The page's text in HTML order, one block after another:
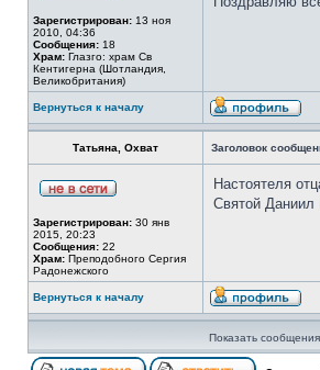
Зарегистрирован: 13 ноя
2010, 04:36
Сообщения: 18
Храм: Глазго: храм Cв
Кентигерна (Шотландия,
Великобритания)
Вернуться к началу
Татьяна, Охват Заголовок
Зарегистрирован: 30 янв
2015, 20:23
Сообщения: 22
Храм: Преподобного Сергия
Радонежского
Настоятеля
Святой Даниил
Вернуться к началу
Показать